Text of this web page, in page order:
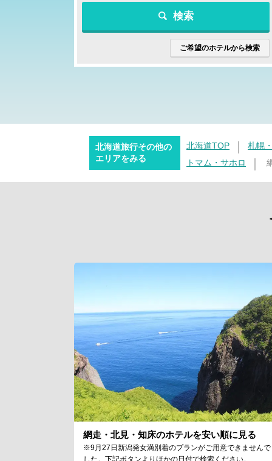
検索
ご希望のホテルから検索
北海道旅行その他の
エリアをみる
北海道TOP
札幌
トマム・サホロ
網走・北見・知床のホテルを安い順に見る
※9月27日新潟発女満別着のプランがご用意できませんで